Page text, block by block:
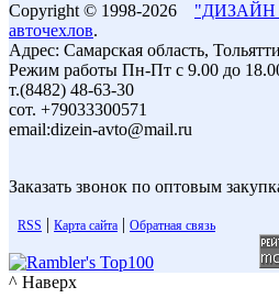
Copyright © 1998-2026 "ДИЗАЙН
авточехлов.
Адрес: Самарская область,
Режим работы Пн-Пт с 9.00 до
т.(8482) 48-63-30
сот. +79033300571
email:dizein-avto@mail.ru
Заказать звонок по оптовым
RSS | Карта сайта | Обратная связь
^ Наверх